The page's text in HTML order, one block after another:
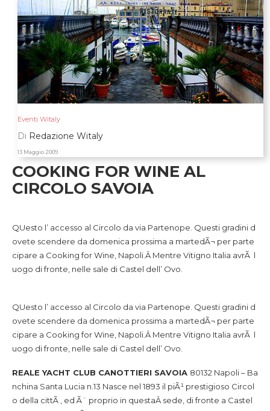
Eventi Witaly
Di Redazione Witaly
13 Maggio 2009
COOKING FOR WINE AL
CIRCOLO SAVOIA
l
QUesto l’ accesso al Circolo da via Partenope. Questi gradini d
ovete scendere da domenica prossima a martedÃ¬ per parte
cipare a Cooking for Wine, Napoli.Â Mentre Vitigno Italia avrÃ l
uogo di fronte, nelle sale di Castel dell’ Ovo.
QUesto l’ accesso al Circolo da via Partenope. Questi gradini d
ovete scendere da domenica prossima a martedÃ¬ per parte
cipare a Cooking for Wine, Napoli.Â Mentre Vitigno Italia avrÃ l
uogo di fronte, nelle sale di Castel dell’ Ovo.
REALE YACHT CLUB CANOTTIERI SAVOIA 80132 Napoli – Ba
nchina Santa Lucia n.13 Nasce nel 1893 il piÃ¹ prestigioso Circol
o della cittÃ , ed Ã¨ proprio in questaÂ sede, di fronte a Castel